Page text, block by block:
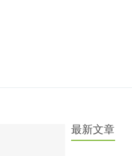
最新文章